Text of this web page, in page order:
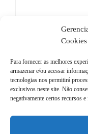
Cookies
Para fornecer as melhores
armazenar e/ou acessar
tecnologias nos permitirá
exclusivos neste site. Não
negativamente certos recursos e